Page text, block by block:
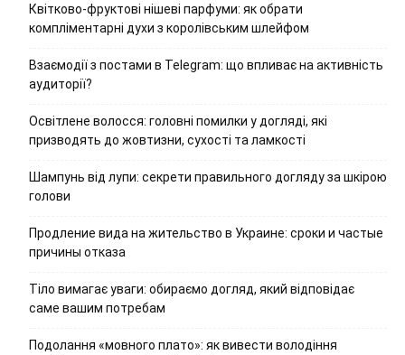
Квітково-фруктові нішеві парфуми: як обрати
компліментарні духи з королівським шлейфом
Взаємодії з постами в Telegram: що впливає на активність
аудиторії?
Освітлене волосся: головні помилки у догляді, які
призводять до жовтизни, сухості та ламкості
Шампунь від лупи: секрети правильного догляду за шкірою
голови
Продление вида на жительство в Украине: сроки и частые
причины отказа
Тіло вимагає уваги: обираємо догляд, який відповідає
саме вашим потребам
Подолання «мовного плато»: як вивести володіння